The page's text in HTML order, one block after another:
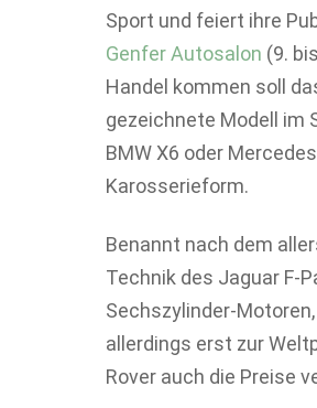
Sport und feiert ihre
Genfer Autosalon (9.
Handel kommen soll
gezeichnete Modell im
BMW X6 oder
Karosserieform.
Benannt nach dem
Technik des Jaguar F-
Sechszylinder-
allerdings erst zur
Rover auch die Preise